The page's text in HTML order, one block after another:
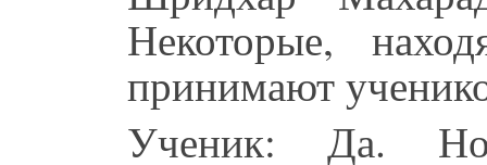
Некоторые,
принимают
Ученик: Да. Но